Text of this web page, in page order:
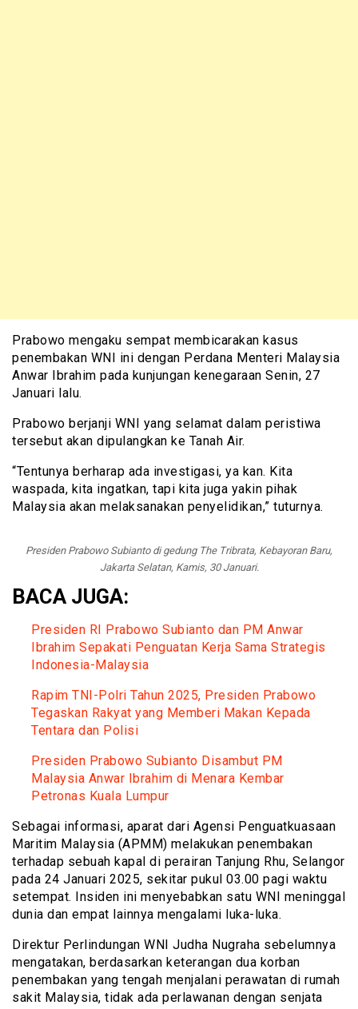
Prabowo mengaku sempat membicarakan kasus
penembakan WNI ini dengan Perdana Menteri Malaysia
Anwar Ibrahim pada kunjungan kenegaraan Senin, 27
Januari lalu.
Prabowo berjanji WNI yang selamat dalam peristiwa
tersebut akan dipulangkan ke Tanah Air.
“Tentunya berharap ada investigasi, ya kan. Kita
waspada, kita ingatkan, tapi kita juga yakin pihak
Malaysia akan melaksanakan penyelidikan,” tuturnya.
Presiden Prabowo Subianto di gedung The Tribrata, Kebayoran Baru,
Jakarta Selatan, Kamis, 30 Januari.
BACA JUGA:
Presiden RI Prabowo Subianto dan PM Anwar
Ibrahim Sepakati Penguatan Kerja Sama Strategis
Indonesia-Malaysia
Rapim TNI-Polri Tahun 2025, Presiden Prabowo
Tegaskan Rakyat yang Memberi Makan Kepada
Tentara dan Polisi
Presiden Prabowo Subianto Disambut PM
Malaysia Anwar Ibrahim di Menara Kembar
Petronas Kuala Lumpur
Sebagai informasi, aparat dari Agensi Penguatkuasaan
Maritim Malaysia (APMM) melakukan penembakan
terhadap sebuah kapal di perairan Tanjung Rhu, Selangor
pada 24 Januari 2025, sekitar pukul 03.00 pagi waktu
setempat. Insiden ini menyebabkan satu WNI meninggal
dunia dan empat lainnya mengalami luka-luka.
Direktur Perlindungan WNI Judha Nugraha sebelumnya
mengatakan, berdasarkan keterangan dua korban
penembakan yang tengah menjalani perawatan di rumah
sakit Malaysia, tidak ada perlawanan dengan senjata